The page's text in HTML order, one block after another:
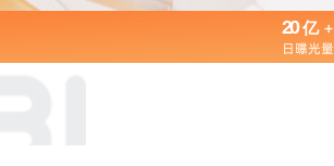
20 亿 +
日曝光量